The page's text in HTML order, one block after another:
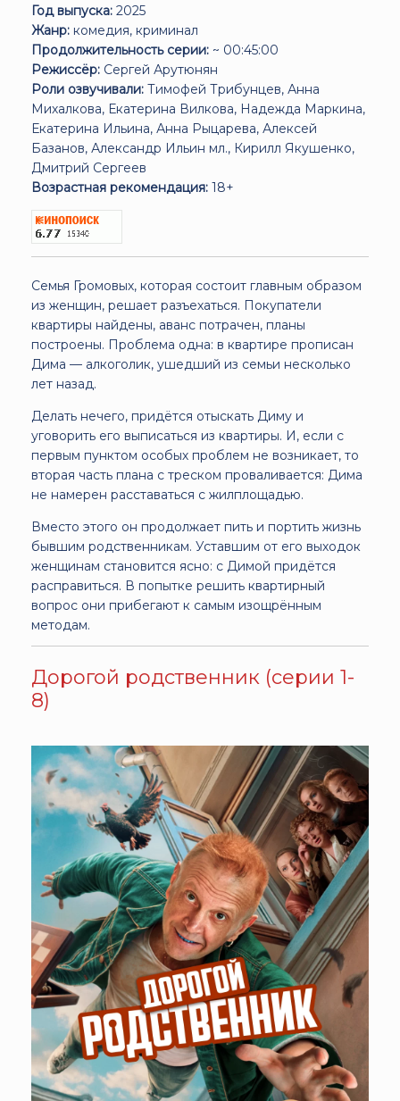
Год выпуска: 2025
Жанр: комедия, криминал
Продолжительность серии: ~ 00:45:00
Режиссёр: Сергей Арутюнян
Роли озвучивали: Тимофей Трибунцев, Анна
Михалкова, Екатерина Вилкова, Надежда Маркина,
Екатерина Ильина, Анна Рыцарева, Алексей
Базанов, Александр Ильин мл., Кирилл Якушенко,
Дмитрий Сергеев
Возрастная рекомендация: 18+
Семья Громовых, которая состоит главным образом
из женщин, решает разъехаться. Покупатели
квартиры найдены, аванс потрачен, планы
построены. Проблема одна: в квартире прописан
Дима — алкоголик, ушедший из семьи несколько
лет назад.
Делать нечего, придётся отыскать Диму и
уговорить его выписаться из квартиры. И, если с
первым пунктом особых проблем не возникает, то
вторая часть плана с треском проваливается: Дима
не намерен расставаться с жилплощадью.
Вместо этого он продолжает пить и портить жизнь
бывшим родственникам. Уставшим от его выходок
женщинам становится ясно: с Димой придётся
расправиться. В попытке решить квартирный
вопрос они прибегают к самым изощрённым
методам.
Дорогой родственник (серии 1-
8)